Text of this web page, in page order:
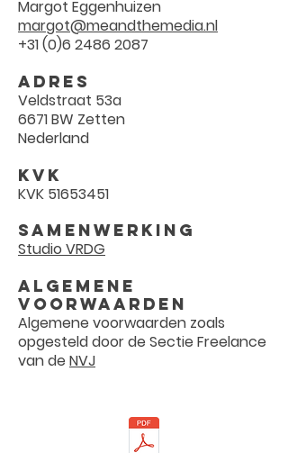
Margot Eggenhuizen
margot@meandthemedia.nl
+31 (0)6 2486 2087
Adres
Veldstraat 53a
6671 BW Zetten
Nederland
KVK
KVK 51653451
Samenwerking
Studio VRDG
Algemene
voorwaarden
Algemene voorwaarden zoals
opgesteld door de Sectie Freelance
van de NVJ